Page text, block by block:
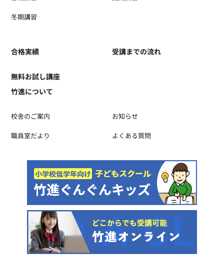
冬期講習
合格実績 受講までの流れ
無料お試し講座
竹進について
校舎のご案内 お知らせ
職員室だより よくある質問